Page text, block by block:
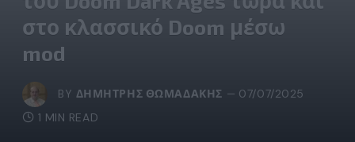
στο κλασσικό Doom μέσω
mod
BY ΔΗΜΉΤΡΗΣ ΘΩΜΑΔΆΚΗΣ
07/07/2025
1 MIN READ